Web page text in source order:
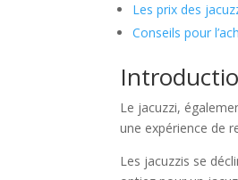
Les prix des
Conseils pour
Le jacuzzi,
une expérience de
Les jacuzzis se